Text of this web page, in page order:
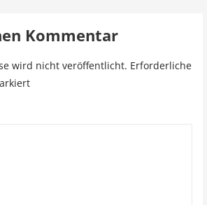
Kommentar
wird nicht veröffentlicht. Erforderliche